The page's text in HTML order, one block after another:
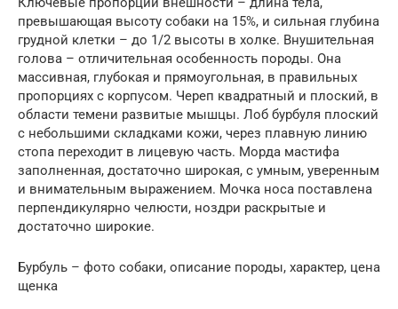
превышающая высоту собаки на 15%, и сильная глубина
грудной клетки – до 1/2 высоты в холке. Внушительная
голова – отличительная особенность породы. Она
массивная, глубокая и прямоугольная, в правильных
пропорциях с корпусом. Череп квадратный и плоский, в
области темени развитые мышцы. Лоб бурбуля плоский
с небольшими складками кожи, через плавную линию
стопа переходит в лицевую часть. Морда мастифа
заполненная, достаточно широкая, с умным, уверенным
и внимательным выражением. Мочка носа поставлена
перпендикулярно челюсти, ноздри раскрытые и
достаточно широкие.
Бурбуль – фото собаки, описание породы, характер, цена
щенка